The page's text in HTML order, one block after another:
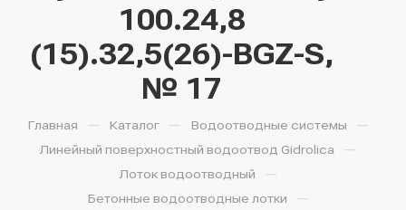
100.24,8
(15).32,5(26)-BGZ-S,
№ 17
Главная — Каталог — Водоотводные системы —
Линейный поверхностный водоотвод Gidrolica —
Лоток водоотводный —
Бетонные водоотводные лотки —